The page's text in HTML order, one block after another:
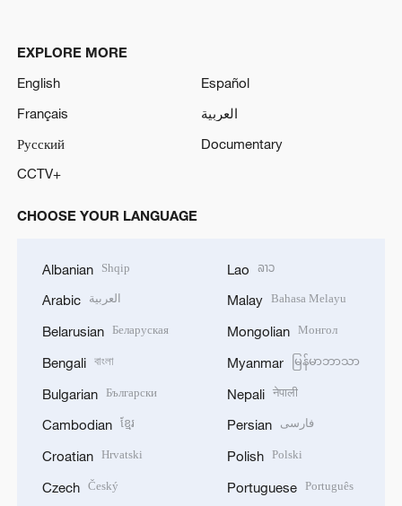
EXPLORE MORE
English
Español
Français
العربية
Русский
Documentary
CCTV+
CHOOSE YOUR LANGUAGE
Albanian Shqip
Arabic العربية
Belarusian Беларуская
Bengali বাংলা
Bulgarian Български
Cambodian ខ្មែរ
Croatian Hrvatski
Czech Český
Lao ລາວ
Malay Bahasa Melayu
Mongolian Монгол
Myanmar မြန်မာဘာသာ
Nepali नेपाली
Persian فارسی
Polish Polski
Portuguese Português